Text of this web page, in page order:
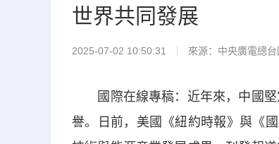
世界共同發展
2025-07-02 10:50:31 來源：中央廣電總
國際在線專稿：近年來，中國堅
譽。日前，美國《紐約時報》與《